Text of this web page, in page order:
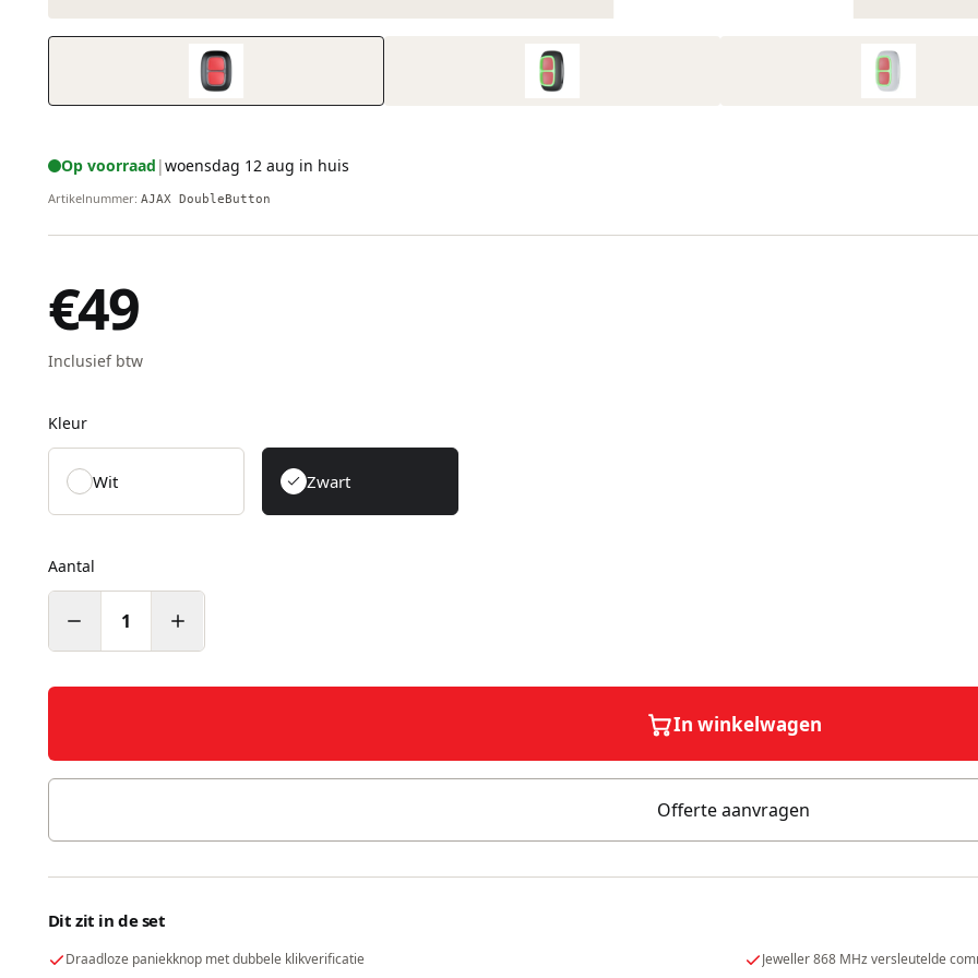
Op voorraad |woensdag 12 aug in huis
Artikelnummer: AJAX DoubleButton
€49
Inclusief btw
Kleur
Wit Zwart
Aantal
1
In winkelwagen
Offerte aanvragen
Dit zit in de set
Draadloze paniekknop met dubbele klikverificatie
Jeweller 868 MHz versleutelde